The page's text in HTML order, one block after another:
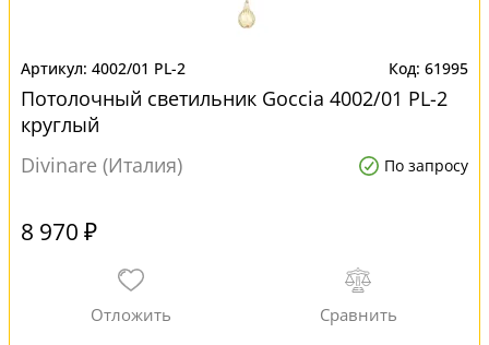
4002/01 PL-2 61995
Потолочный светильник Goccia 4002/01 PL-2
круглый
Divinare (Италия)
По запросу
8 970 ₽